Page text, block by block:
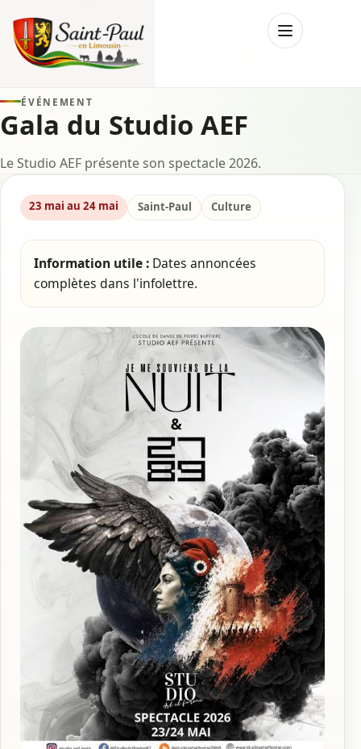
Menu
ÉVÉNEMENT
Gala du Studio AEF
Le Studio AEF présente son spectacle 2026.
23 mai au 24 mai Saint-Paul Culture
Information utile : Dates annoncées
complètes dans l'infolettre.